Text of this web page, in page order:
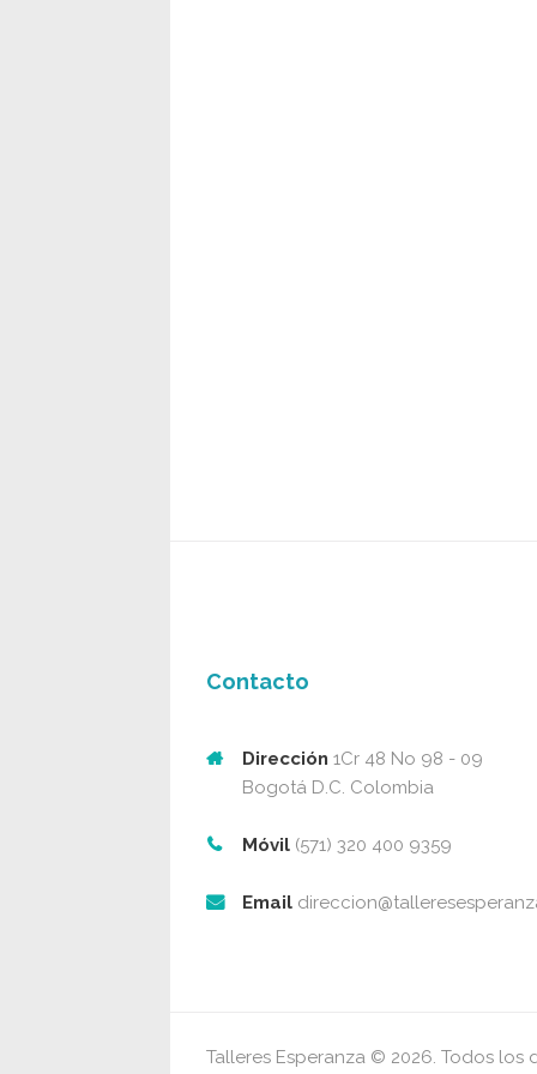
Contacto
Dirección 1Cr 48 No 98 - 09
Bogotá D.C. Colombia
Móvil (571) 320 400 9359
Email
Talleres Esperanza © 2026. Todos los